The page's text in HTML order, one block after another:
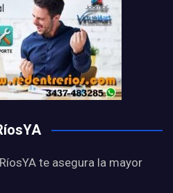
te asegura la mayor